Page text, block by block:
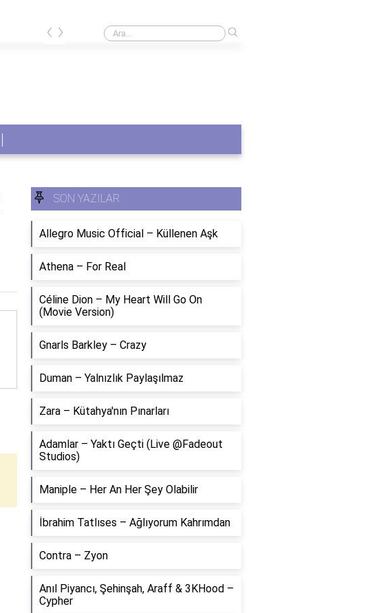
Pasaport harç bedelleri nasıl hesaplanır?
‹ ›
SON YAZILAR
Allegro Music Official – Küllenen Aşk
Athena – For Real
Céline Dion – My Heart Will Go On
(Movie Version)
Gnarls Barkley – Crazy
Duman – Yalnızlık Paylaşılmaz
Zara – Kütahya'nın Pınarları
Adamlar – Yaktı Geçti (Live @Fadeout
Studios)
Maniple – Her An Her Şey Olabilir
İbrahim Tatlıses – Ağlıyorum Kahrımdan
Contra – Zyon
Anıl Piyancı, Şehinşah, Araff & 3KHood –
Cypher